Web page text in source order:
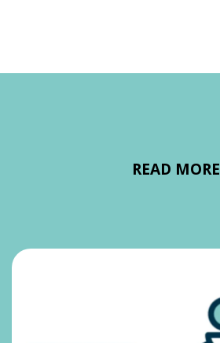
READ MORE